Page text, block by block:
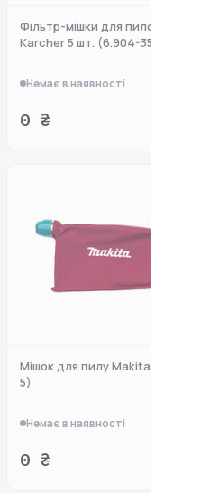
Фільтр-мішки для пилососу
Karcher 5 шт. (6.904-351.0
Немає в наявності
0 ₴
Мішок для пилу Makita (196300-
5)
Немає в наявності
0 ₴